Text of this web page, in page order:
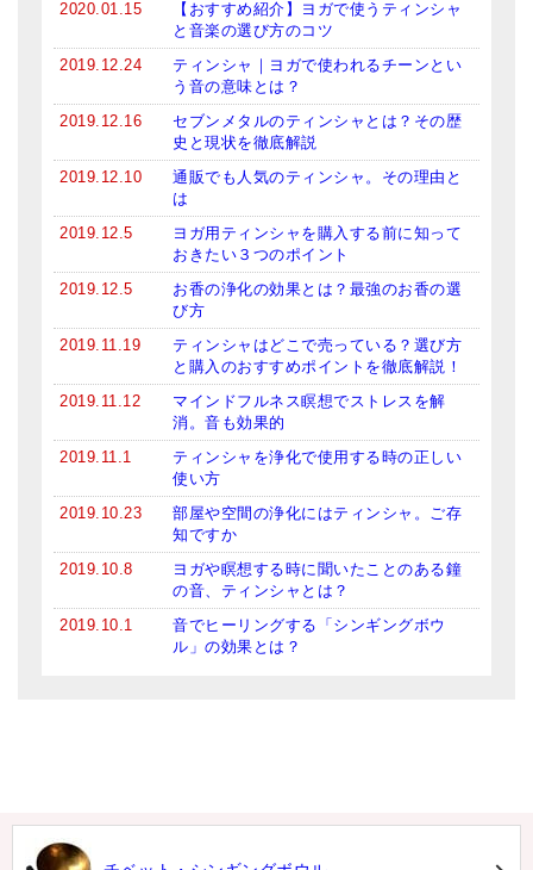
特商法の表記
2020.01.15
【おすすめ紹介】ヨガで使うティンシャ
と音楽の選び方のコツ
2019.12.24
ティンシャ｜ヨガで使われるチーンとい
う音の意味とは？
2019.12.16
セブンメタルのティンシャとは？その歴
史と現状を徹底解説
2019.12.10
通販でも人気のティンシャ。その理由と
は
2019.12.5
ヨガ用ティンシャを購入する前に知って
おきたい３つのポイント
2019.12.5
お香の浄化の効果とは？最強のお香の選
び方
2019.11.19
ティンシャはどこで売っている？選び方
と購入のおすすめポイントを徹底解説！
2019.11.12
マインドフルネス瞑想でストレスを解
消。音も効果的
2019.11.1
ティンシャを浄化で使用する時の正しい
使い方
2019.10.23
部屋や空間の浄化にはティンシャ。ご存
知ですか
2019.10.8
ヨガや瞑想する時に聞いたことのある鐘
の音、ティンシャとは？
2019.10.1
音でヒーリングする「シンギングボウ
ル」の効果とは？